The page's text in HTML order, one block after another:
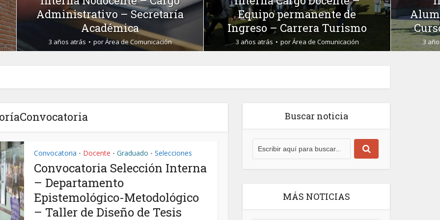
Equipo permanente de
Ingreso – Carrera Turismo
3 años atrás porÁrea de Comunicación
Alumna/o – Módulo General
Curso de Ingreso 2024-2025
3 años atrás porÁrea de Comunicación
Convocatoria • Docente • Graduado • Selecciones
Convocatoria Selección Interna
– Departamento
Epistemológico-Metodológico
– Taller de Diseño de Tesis
Buscar noticia
MÁS NOTICIAS